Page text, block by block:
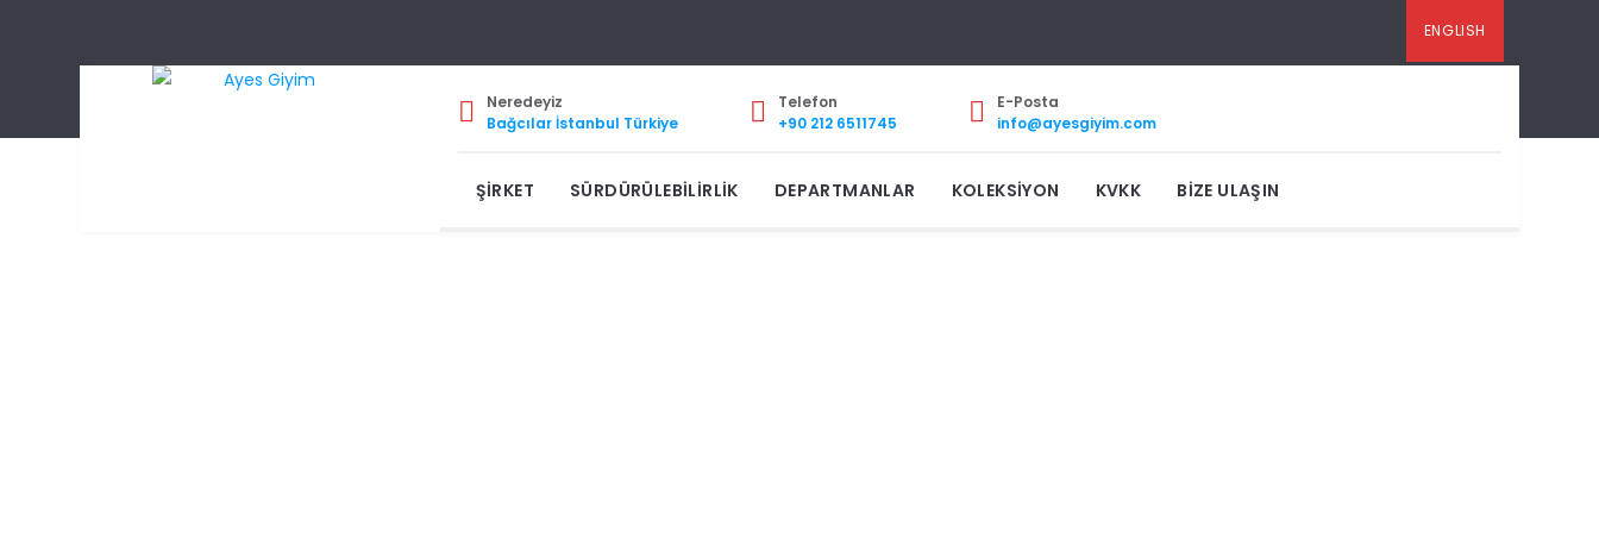
ENGLISH
Neredeyiz
Bağcılar İstanbul Türkiye
Telefon
+90 212 6511745
E-Posta
info@ayesgiyim.com
ŞIRKET SÜRDÜRÜLEBILIRLIK DEPARTMANLAR KOLEKSIYON KVKK BIZE ULAŞIN